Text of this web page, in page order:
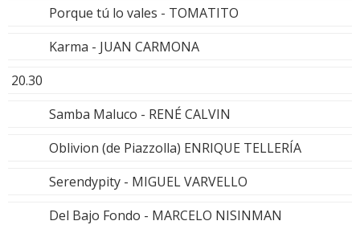
Porque tú lo vales - TOMATITO
Karma - JUAN CARMONA
20.30
Samba Maluco - RENÉ CALVIN
Oblivion (de Piazzolla) ENRIQUE TELLERÍA
Serendypity - MIGUEL VARVELLO
Del Bajo Fondo - MARCELO NISINMAN